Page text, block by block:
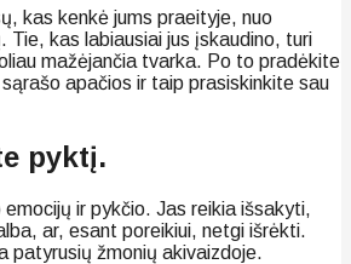
kas kenkė jums praeityje, nuo
Tie, kas labiausiai jus įskaudino, turi
mažėjančia tvarka. Po to pradėkite
apačios ir taip prasiskinkite sau
pyktį.
ir pykčio. Jas reikia išsakyti,
ar, esant poreikiui, netgi išrėkti.
patyrusių žmonių akivaizdoje.